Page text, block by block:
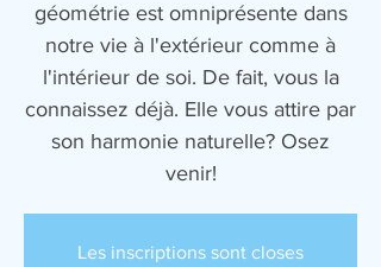
géométrie est omniprésente dans
notre vie à l'extérieur comme à
l'intérieur de soi. De fait, vous la
connaissez déjà. Elle vous attire par
son harmonie naturelle? Osez
venir!
Les inscriptions sont closes